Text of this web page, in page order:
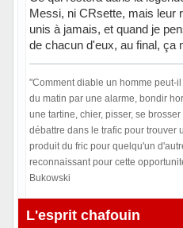
Messi, ni CRsette, mais leur
unis à jamais, et quand je
de chacun d'eux, au final, ça
"Comment diable un homme peut-
du matin par une alarme, bondir
une tartine, chier, pisser, se
débattre dans le trafic pour trouver
produit du fric pour quelqu'un
reconnaissant pour cette
Bukowski
Hors ligne
L'esprit chafouin